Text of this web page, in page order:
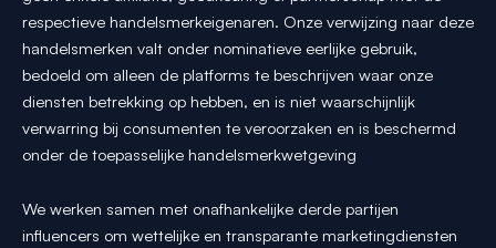
respectieve handelsmerkeigenaren. Onze verwijzing naar deze
handelsmerken valt onder nominatieve eerlijke gebruik,
bedoeld om alleen de platforms te beschrijven waar onze
diensten betrekking op hebben, en is niet waarschijnlijk
verwarring bij consumenten te veroorzaken en is beschermd
onder de toepasselijke handelsmerkwetgeving
We werken samen met onafhankelijke derde partijen
influencers om wettelijke en transparante marketingdiensten